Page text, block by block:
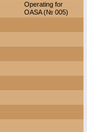
Operating for
OASA (№ 005)